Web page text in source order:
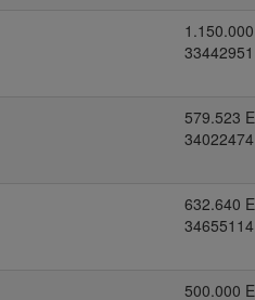
33442951
579.523
34022474
632.640
34655114
500.000